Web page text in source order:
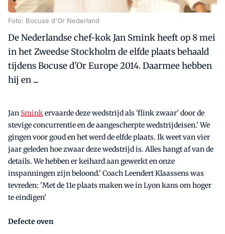
Foto: Bocuse d'Or Nederland
De Nederlandse chef-kok Jan Smink heeft op 8 mei
in het Zweedse Stockholm de elfde plaats behaald
tijdens Bocuse d'Or Europe 2014. Daarmee hebben
hij en ...
Jan Sminkervaarde deze wedstrijd als 'flink zwaar' door de
stevige concurrentie en de aangescherpte wedstrijdeisen.' We
gingen voor goud en het werd de elfde plaats. Ik weet van vier
jaar geleden hoe zwaar deze wedstrijd is. Alles hangt af van de
details. We hebben er keihard aan gewerkt en onze
inspanningen zijn beloond.' Coach Leendert Klaassens was
tevreden: 'Met de 11e plaats maken we in Lyon kans om hoger
te eindigen'
Defecte oven